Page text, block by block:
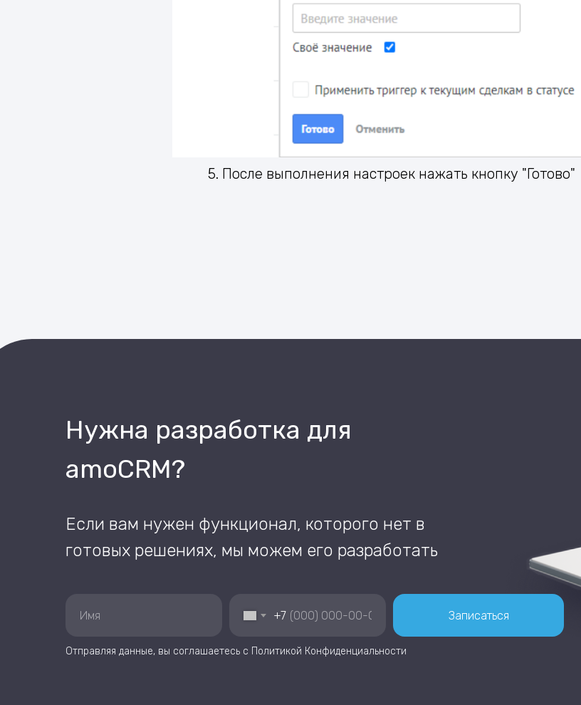
5. После выполнения настроек нажать кнопку "Готово"
Нужна разработка для
amoCRM?
Если вам нужен функционал, которого нет в
готовых решениях, мы можем его разработать
+7 Записаться
Отправляя данные, вы соглашаетесь с Политикой Конфиденциальности